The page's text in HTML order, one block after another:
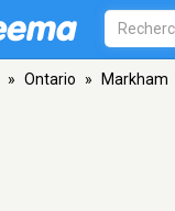
» Ontario » Markham